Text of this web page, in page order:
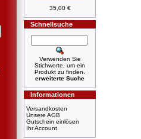
35,00 €
Schnellsuche
Verwenden Sie
Stichworte, um ein
Produkt zu finden.
erweiterte Suche
Informationen
Versandkosten
Unsere AGB
Gutschein einlösen
Ihr Account